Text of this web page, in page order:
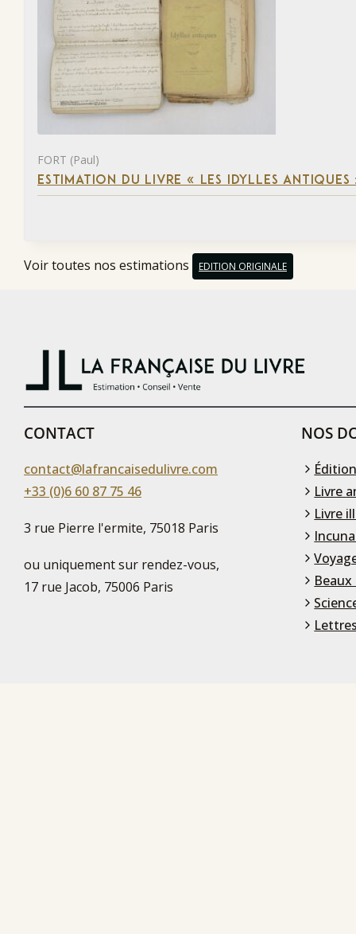
FORT (Paul)
ESTIMATION DU LIVRE « LES IDYLLES
Voir toutes nos estimations EDITION ORIGINALE
CONTACT
contact@lafrancaisedulivre.com
+33 (0)6 60 87 75 46
3 rue Pierre l'ermite, 75018 Paris
ou uniquement sur rendez-vous,
17 rue Jacob, 75006 Paris
NOS
Livre
Livre